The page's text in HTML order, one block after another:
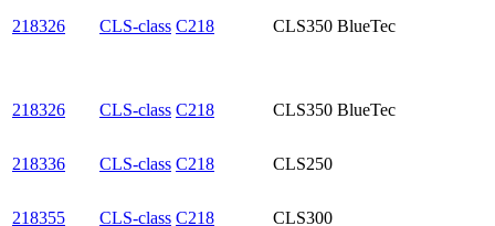
218326 CLS-class C218 CLS350 BlueTec
218326 CLS-class C218 CLS350 BlueTec
218336 CLS-class C218 CLS250
218355 CLS-class C218 CLS300